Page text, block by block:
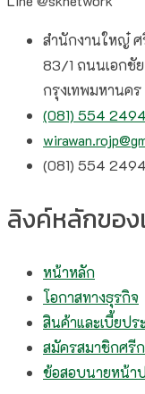
สำนักงานใหญ๋ ศ
83/1 ถนนเอกชั
กรุงเทพมหานคร
(081) 554 2494​
(081) 554 2494​
ลิงค์หลักของ
หน้าหลัก
โอกาสทางธุรกิจ
สินค้าและเบี้ยปร
สมัครสมาชิกศรี
ข้อสอบนายหน้า